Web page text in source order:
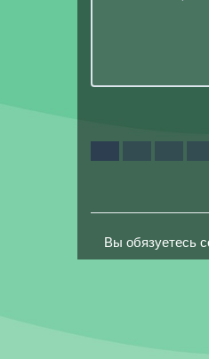
Вы обязуетесь